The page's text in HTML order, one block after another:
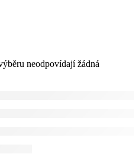
neodpovídají žádná